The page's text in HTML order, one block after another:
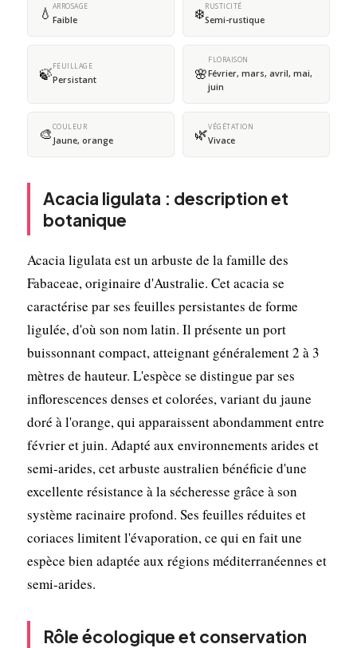
💧 ARROSAGE
Faible ❄️RUSTICITÉ
Semi-rustique
🍃FEUILLAGE
Persistant 🌸
FLORAISON
Février, mars, avril, mai,
juin
🎨COULEUR
Jaune, orange 🌿VÉGÉTATION
Vivace
Acacia ligulata : description et
botanique
Acacia ligulata est un arbuste de la famille des
Fabaceae, originaire d'Australie. Cet acacia se
caractérise par ses feuilles persistantes de forme
ligulée, d'où son nom latin. Il présente un port
buissonnant compact, atteignant généralement 2 à 3
mètres de hauteur. L'espèce se distingue par ses
inflorescences denses et colorées, variant du jaune
doré à l'orange, qui apparaissent abondamment entre
février et juin. Adapté aux environnements arides et
semi-arides, cet arbuste australien bénéficie d'une
excellente résistance à la sécheresse grâce à son
système racinaire profond. Ses feuilles réduites et
coriaces limitent l'évaporation, ce qui en fait une
espèce bien adaptée aux régions méditerranéennes et
semi-arides.
Rôle écologique et conservation